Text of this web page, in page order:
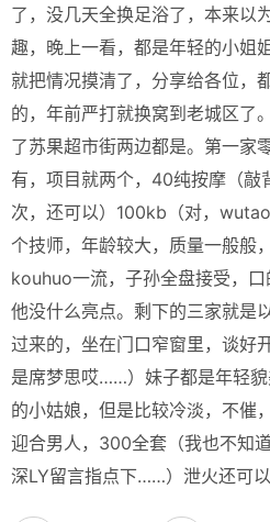
了，没几天全换足浴了，本来以
趣，晚上一看，都是年轻的小姐
就把情况摸清了，分享给各位，
的，年前严打就换窝到老城区了
了苏果超市街两边都是。第一家
有，项目就两个，40纯按摩（敲
次，还可以）100kb（对，
个技师，年龄较大，质量一般般
kouhuo一流，子孙全盘接受，
他没什么亮点。剩下的三家就是
过来的，坐在门口窄窗里，谈好
是席梦思哎……）妹子都是年轻
的小姑娘，但是比较冷淡，不催
迎合男人，300全套（我也不知
深LY留言指点下……）泄火还可